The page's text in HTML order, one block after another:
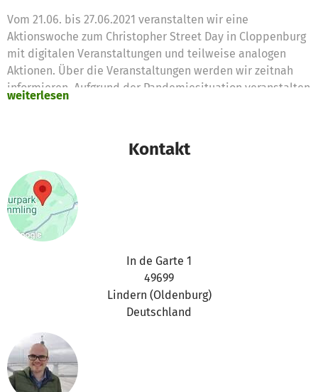
Vom 21.06. bis 27.06.2021 veranstalten wir eine
Aktionswoche zum Christopher Street Day in Cloppenburg
mit digitalen Veranstaltungen und teilweise analogen
Aktionen. Über die Veranstaltungen werden wir zeitnah
informieren. Aufgrund der Pandemiesituation veranstalten
weiterlesen
Kontakt
In de Garte 1
49699
Lindern (Oldenburg)
Deutschland